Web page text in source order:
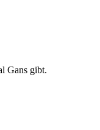
Gans gibt.